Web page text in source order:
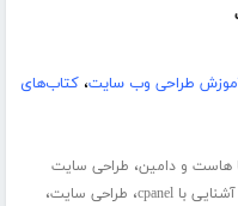
طراحی وب سایت،کتاب‌های
هاست و دامین، طراحی سایت
آشنایی با cpanel ، طراحی سایت،